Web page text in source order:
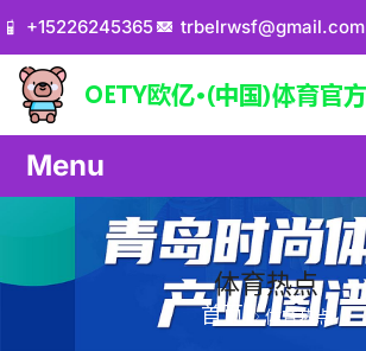
+15226245365 trbelrwsf@gmail.com
体育热点
首页 体育热点